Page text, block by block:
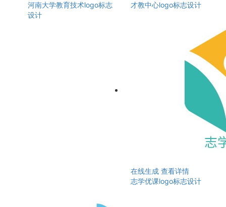
河南大学教育技术logo标志
设计
才教中心logo标志设计
在线生成 查看详情
志学优课logo标志设计